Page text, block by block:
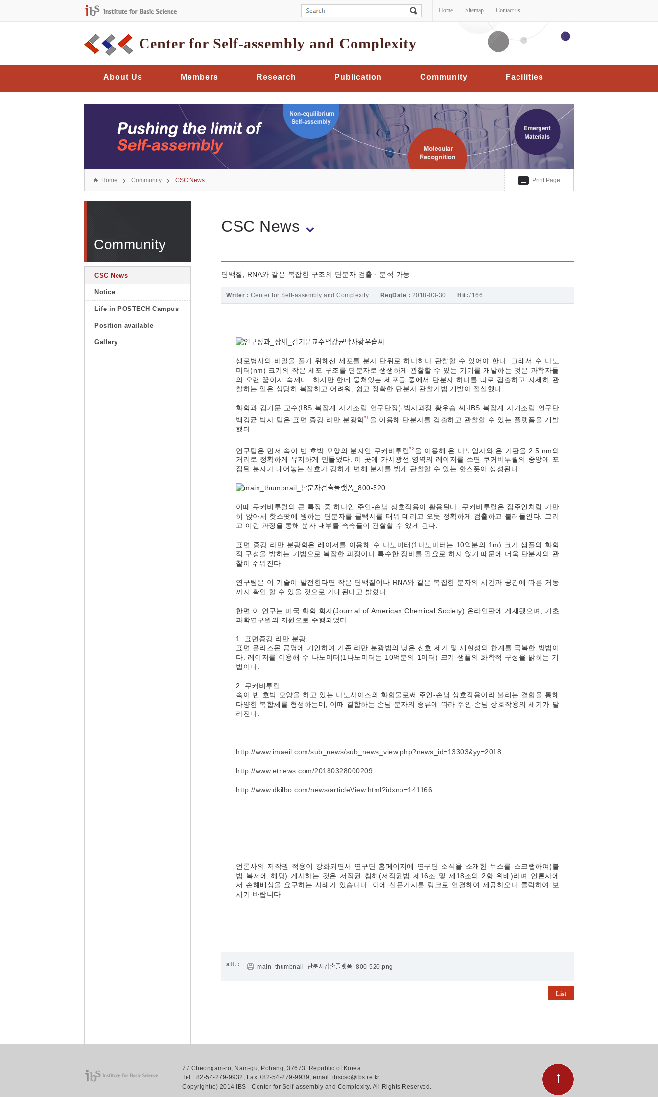
Home Sitemap Contact us
Center for Self-assembly and Complexity
About Us Members Research Publication Community Facilities
Home Community CSC News Print Page
Community
CSC News
Notice
Life in POSTECH Campus
Position available
Gallery
CSC News
단백질, RNA와 같은 복잡한 구조의 단분자 검출 · 분석 가능
Writer : Center for Self-assembly and Complexity RegDate : 2018-03-30 Hit:7166
생로병사의 비밀을 풀기 위해선 세포를 분자 단위로 하나하나 관찰할 수 있어야 한다. 그래서 수 나노
미터(nm) 크기의 작은 세포 구조를 단분자로 생생하게 관찰할 수 있는 기기를 개발하는 것은 과학자들
의 오랜 꿈이자 숙제다. 하지만 한데 뭉쳐있는 세포들 중에서 단분자 하나를 따로 검출하고 자세히 관
찰하는 일은 상당히 복잡하고 어려워, 쉽고 정확한 단분자 관찰기법 개발이 절실했다.
화학과 김기문 교수(IBS 복잡계 자기조립 연구단장)·박사과정 황우습 씨·IBS 복잡계 자기조립 연구단
백강균 박사 팀은 표면 증강 라만 분광학*1 을 이용해 단분자를 검출하고 관찰할 수 있는 플랫폼을 개발
했다.
연구팀은 먼저 속이 빈 호박 모양의 분자인 쿠커비투릴*2을 이용해 은 나노입자와 은 기판을 2.5 nm의
거리로 정확하게 유지하게 만들었다. 이 곳에 가시광선 영역의 레이저를 쏘면 쿠커비투릴의 중앙에 포
집된 분자가 내어놓는 신호가 강하게 변해 분자를 밝게 관찰할 수 있는 핫스폿이 생성된다.
이때 쿠커비투릴의 큰 특징 중 하나인 주인-손님 상호작용이 활용된다. 쿠커비투릴은 집주인처럼 가만
히 앉아서 핫스팟에 원하는 단분자를 콜택시를 태워 데리고 오듯 정확하게 검출하고 불러들인다. 그리
고 이런 과정을 통해 분자 내부를 속속들이 관찰할 수 있게 된다.
표면 증강 라만 분광학은 레이저를 이용해 수 나노미터(1나노미터는 10억분의 1m) 크기 샘플의 화학
적 구성을 밝히는 기법으로 복잡한 과정이나 특수한 장비를 필요로 하지 않기 때문에 더욱 단분자의 관
찰이 쉬워진다.
연구팀은 이 기술이 발전한다면 작은 단백질이나 RNA와 같은 복잡한 분자의 시간과 공간에 따른 거동
까지 확인 할 수 있을 것으로 기대된다고 밝혔다.
한편 이 연구는 미국 화학 회지(Journal of American Chemical Society) 온라인판에 게재됐으며, 기초
과학연구원의 지원으로 수행되었다.
1. 표면증강 라만 분광
표면 플라즈몬 공명에 기인하여 기존 라만 분광법의 낮은 신호 세기 및 재현성의 한계를 극복한 방법이
다. 레이저를 이용해 수 나노미터(1나노미터는 10억분의 1미터) 크기 샘플의 화학적 구성을 밝히는 기
법이다.
2. 쿠커비투릴
속이 빈 호박 모양을 하고 있는 나노사이즈의 화합물로써 주인-손님 상호작용이라 불리는 결합을 통해
다양한 복합체를 형성하는데, 이때 결합하는 손님 분자의 종류에 따라 주인-손님 상호작용의 세기가 달
라진다.
http://www.imaeil.com/sub_news/sub_news_view.php?news_id=13303&yy=2018
http://www.etnews.com/20180328000209
http://www.dkilbo.com/news/articleView.html?idxno=141166
언론사의 저작권 적용이 강화되면서 연구단 홈페이지에 연구단 소식을 소개한 뉴스를 스크랩하여(불
법 복제에 해당) 게시하는 것은 저작권 침해(저작권법 제16조 및 제18조의 2항 위배)라며 언론사에
서 손해배상을 요구하는 사례가 있습니다. 이에 신문기사를 링크로 연결하여 제공하오니 클릭하여 보
시기 바랍니다
att. : main_thumbnail_단분자검출플랫폼_800-520.png
List
77 Cheongam-ro, Nam-gu, Pohang, 37673. Republic of Korea
Tel +82-54-279-9932, Fax +82-54-279-9939, email: ibscsc@ibs.re.kr
Copyright(c) 2014 IBS - Center for Self-assembly and Complexity. All Rights Reserved.